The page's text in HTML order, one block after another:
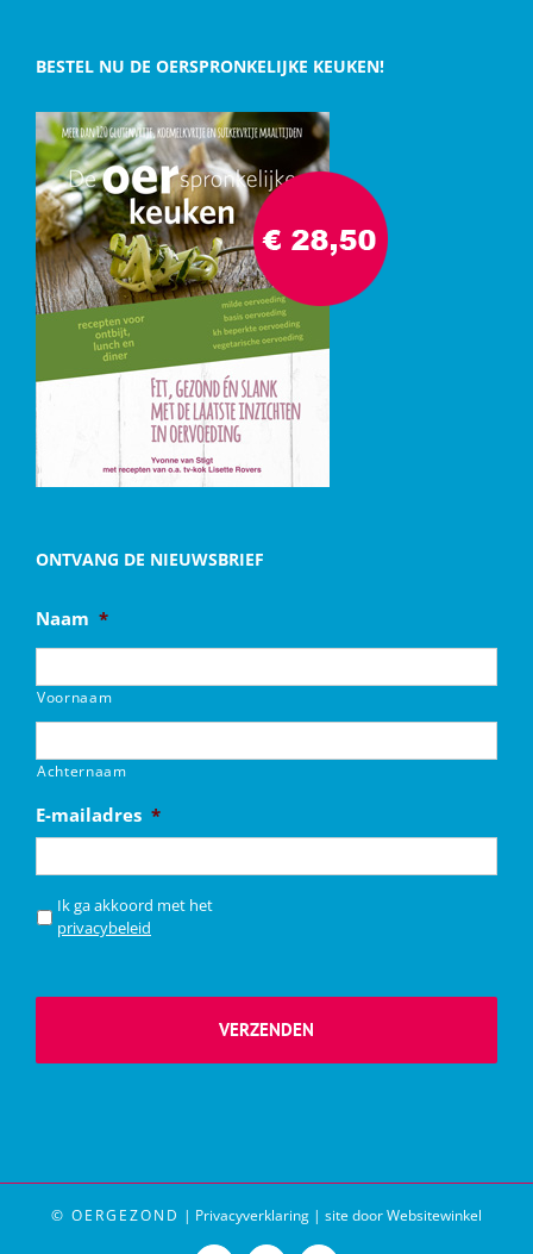
BESTEL NU DE OERSPRONKELIJKE KEUKEN!
ONTVANG DE NIEUWSBRIEF
Naam *
Voornaam
Achternaam
E-mailadres *
Ik ga akkoord met het
privacybeleid
© OERGEZOND | Privacyverklaring | site door Websitewinkel